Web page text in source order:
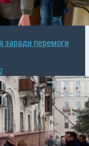
заради перемоги